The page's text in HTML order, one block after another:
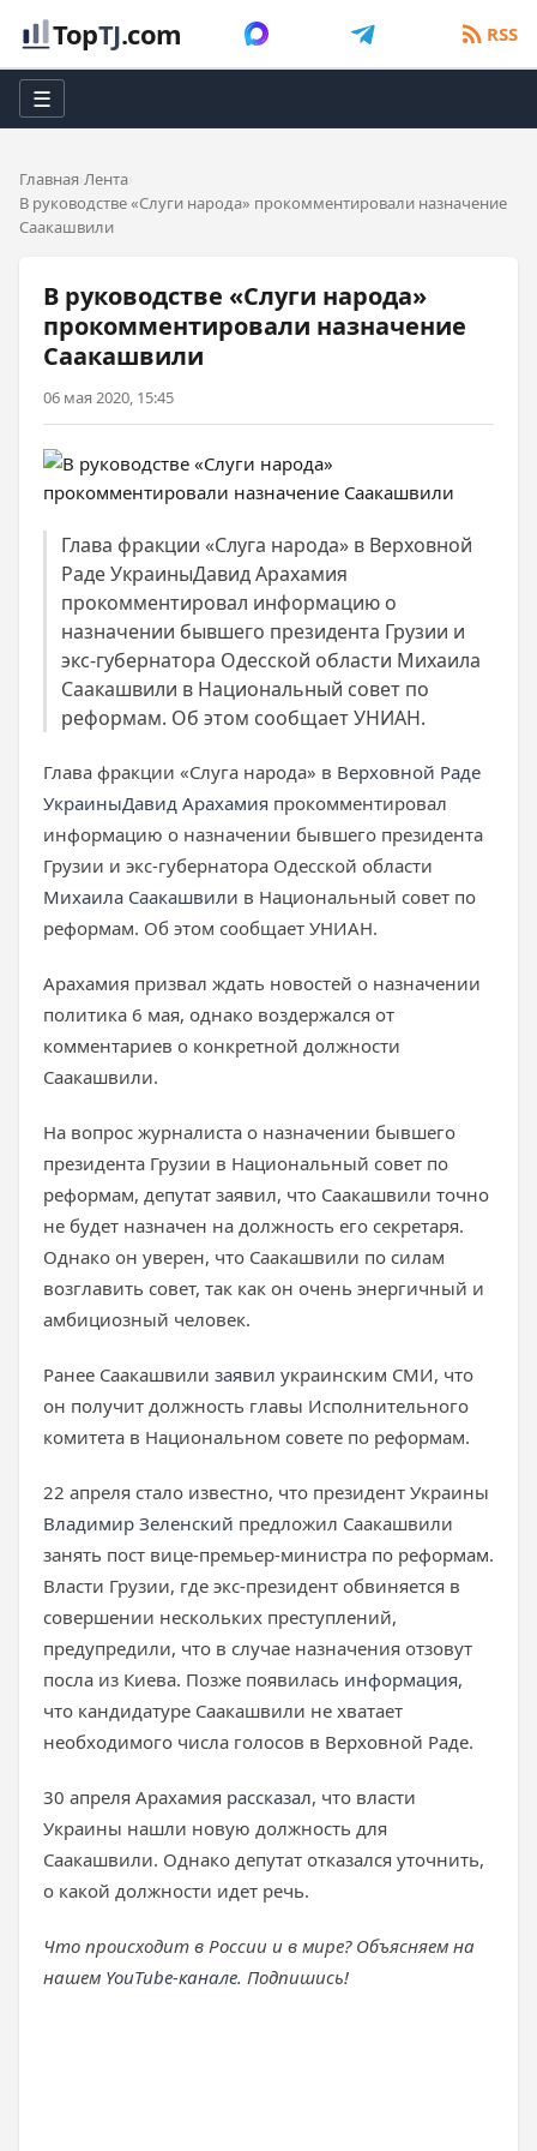
TopTJ.com RSS
☰
Главная Лента
В руководстве «Слуги народа» прокомментировали назначение
Саакашвили
В руководстве «Слуги народа»
прокомментировали назначение
Саакашвили
06 мая 2020, 15:45
Глава фракции «Слуга народа» в Верховной
Раде УкраиныДавид Арахамия
прокомментировал информацию о
назначении бывшего президента Грузии и
экс-губернатора Одесской области Михаила
Саакашвили в Национальный совет по
реформам. Об этом сообщает УНИАН.
Глава фракции «Слуга народа» в Верховной Раде
УкраиныДавид Арахамия прокомментировал
информацию о назначении бывшего президента
Грузии и экс-губернатора Одесской области
Михаила Саакашвили в Национальный совет по
реформам. Об этом сообщает УНИАН.
Арахамия призвал ждать новостей о назначении
политика 6 мая, однако воздержался от
комментариев о конкретной должности
Саакашвили.
На вопрос журналиста о назначении бывшего
президента Грузии в Национальный совет по
реформам, депутат заявил, что Саакашвили точно
не будет назначен на должность его секретаря.
Однако он уверен, что Саакашвили по силам
возглавить совет, так как он очень энергичный и
амбициозный человек.
Ранее Саакашвили заявил украинским СМИ, что
он получит должность главы Исполнительного
комитета в Национальном совете по реформам.
22 апреля стало известно, что президент Украины
Владимир Зеленский предложил Саакашвили
занять пост вице-премьер-министра по реформам.
Власти Грузии, где экс-президент обвиняется в
совершении нескольких преступлений,
предупредили, что в случае назначения отзовут
посла из Киева. Позже появилась информация,
что кандидатуре Саакашвили не хватает
необходимого числа голосов в Верховной Раде.
30 апреля Арахамия рассказал, что власти
Украины нашли новую должность для
Саакашвили. Однако депутат отказался уточнить,
о какой должности идет речь.
Что происходит в России и в мире? Объясняем на
нашем YouTube-канале. Подпишись!